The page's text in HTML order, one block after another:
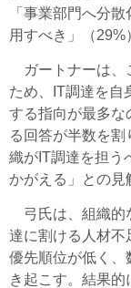
「事業部門へ分
用すべき」（29%
ガートナーは、
ため、IT調達を自
する指向が最多な
る回答が半数を割
織がIT調達を担う
かがえる」との見
弓氏は、組織的
達に割ける人材不
優先順位が低く、
き起こす。結果